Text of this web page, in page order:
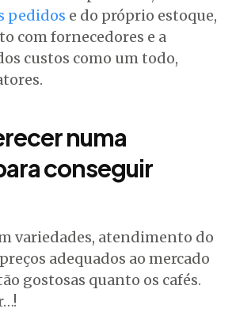
pedidos e do próprio estoque,
com fornecedores e a
custos como um todo,
numa
conseguir
variedades, atendimento do
adequados ao mercado
gostosas quanto os cafés.